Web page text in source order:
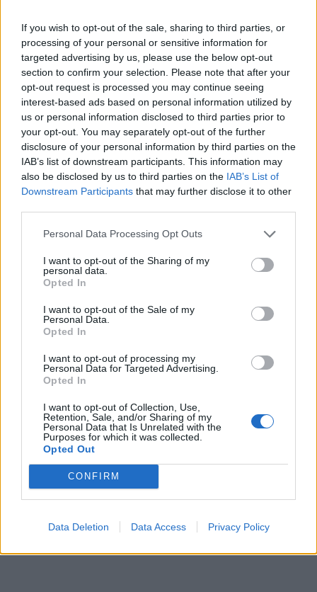
If you wish to opt-out of the sale, sharing to third parties, or
processing of your personal or sensitive information for
targeted advertising by us, please use the below opt-out
section to confirm your selection. Please note that after your
opt-out request is processed you may continue seeing
interest-based ads based on personal information utilized by
us or personal information disclosed to third parties prior to
your opt-out. You may separately opt-out of the further
disclosure of your personal information by third parties on the
IAB’s list of downstream participants. This information may
also be disclosed by us to third parties on the IAB’s List of
Downstream Participants that may further disclose it to other
Personal Data Processing Opt Outs
I want to opt-out of the Sharing of my
personal data.
Opted In
I want to opt-out of the Sale of my
Personal Data.
Opted In
I want to opt-out of processing my
Personal Data for Targeted Advertising.
Opted In
I want to opt-out of Collection, Use,
Retention, Sale, and/or Sharing of my
Personal Data that Is Unrelated with the
Purposes for which it was collected.
Opted Out
CONFIRM
Data Deletion Data Access Privacy Policy
Πέθανε ο Ντον Νέλσον – Έφυγε
από τη ζωή στα 86 του ο
θρύλος του NBA
Οι Νιου Γιορκ Λίμπερτι
διέλυσαν με 111-71 τους Λας
Βέγκας Έισις! (vids)
Χρηματιστήριο Αθηνών: Εβδομαδιαία άνοδος 1,76%, κέρδη 23,31%
από τις αρχές του έτους
Ελληνική Αναπτυξιακή Τράπεζα:
ανοίγει δρόμο για δάνεια έως 5
δισ. σε μικρομεσαίες
Υπ. Μεταφορών: Οριστική λύση
στο ζήτημα των πινακίδων
κυκλοφορίας - Τέλος στις
χρονοβόρες διαδικασίες
Η Chery επενδύει 75 εκατ. δολάρια στην KG Mobility
Το FIAT 500 Hybrid τώρα από
18.990 ευρώ
Ατρόμητος και Novibet
συνεργασίας τους μέχρι το
2028
18η συνεχόμενη χρονιά για τον ΟΤΕ στη διεθνή σειρά δεικτών